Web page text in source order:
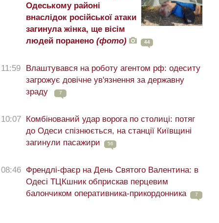
Одеському районі
внаслідок російської атаки
загинула жінка, ще вісім
людей поранено (фото) 44
11:59
Влаштувався на роботу агентом рф: одеситу
загрожує довічне ув'язнення за державну
зраду
7
10:07 Комбінований удар ворога по столиці: потяг
до Одеси спізнюється, на станції Київщині
загинули пасажири
56
08:46 Френдлі-фаєр на День Святого Валентина: в
Одесі ТЦКшник обприскав перцевим
балончиком оперативника-прикордонника
7